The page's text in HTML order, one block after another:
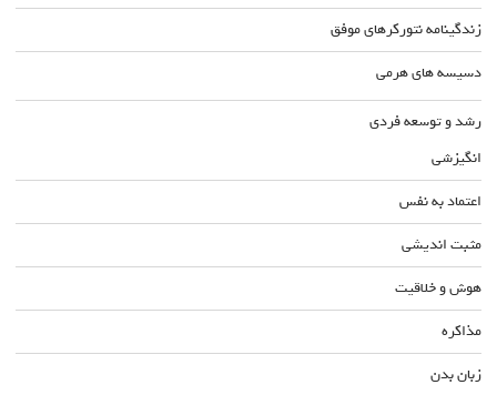
زندگینامه نتورکرهای موفق
دسیسه های هرمی
رشد و توسعه فردی
انگیزشی
اعتماد به نفس
مثبت اندیشی
هوش و خلاقیت
مذاکره
زبان بدن